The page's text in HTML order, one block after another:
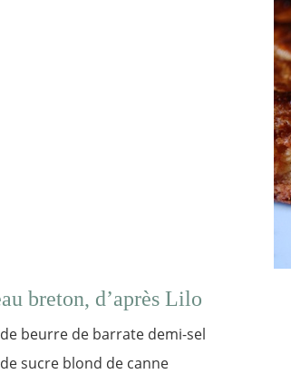
breton, d’après Lilo
beurre de barrate demi-sel
sucre blond de canne